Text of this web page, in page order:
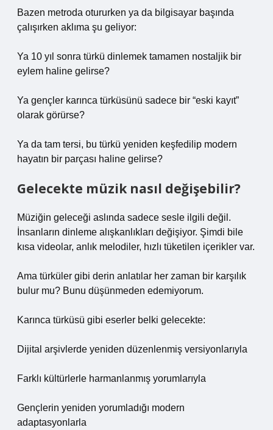
Bazen metroda otururken ya da bilgisayar başında
çalışırken aklıma şu geliyor:
Ya 10 yıl sonra türkü dinlemek tamamen nostaljik bir
eylem haline gelirse?
Ya gençler karınca türküsünü sadece bir “eski kayıt”
olarak görürse?
Ya da tam tersi, bu türkü yeniden keşfedilip modern
hayatın bir parçası haline gelirse?
Gelecekte müzik nasıl değişebilir?
Müziğin geleceği aslında sadece sesle ilgili değil.
İnsanların dinleme alışkanlıkları değişiyor. Şimdi bile
kısa videolar, anlık melodiler, hızlı tüketilen içerikler var.
Ama türküler gibi derin anlatılar her zaman bir karşılık
bulur mu? Bunu düşünmeden edemiyorum.
Karınca türküsü gibi eserler belki gelecekte:
Dijital arşivlerde yeniden düzenlenmiş versiyonlarıyla
Farklı kültürlerle harmanlanmış yorumlarıyla
Gençlerin yeniden yorumladığı modern
adaptasyonlarla